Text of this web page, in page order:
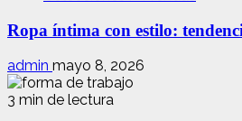
Ropa íntima con estilo:
admin mayo 8, 2026
3 min de lectura